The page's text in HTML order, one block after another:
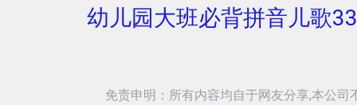
幼儿园大班必背拼音儿歌
免责申明：所有内容均自于网友分享,本公